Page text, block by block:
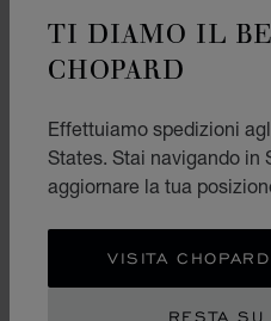
TI DIAMO IL
CHOPARD
Effettuiamo spedizioni
States. Stai navigando in
aggiornare la tua
VISITA
RESTA SU
76A EDIZIONE
CANNES
PER SAPERNE DI